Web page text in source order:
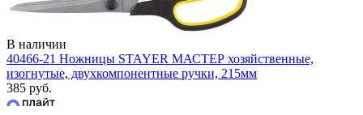
В наличии
40466-21 Ножницы STAYER МАСТЕР хозяйственные,
изогнутые, двухкомпонентные ручки, 215мм
385 руб.